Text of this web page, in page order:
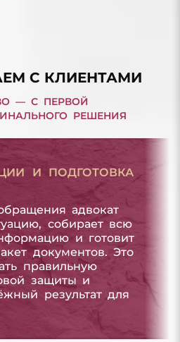
С КЛИЕНТАМИ
— С ПЕРВОЙ
РЕШЕНИЯ
И ПОДГОТОВКА
адвокат
собирает всю
и готовит
документов. Это
правильную
защиты и
результат для